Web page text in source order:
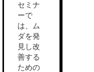
セミナ
ーで
は、ム
ダを発
見し改
善する
ための